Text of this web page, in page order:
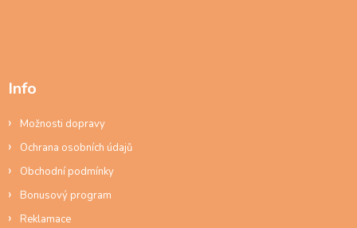
Info
Možnosti dopravy
Ochrana osobních údajů
Obchodní podmínky
Bonusový program
Reklamace